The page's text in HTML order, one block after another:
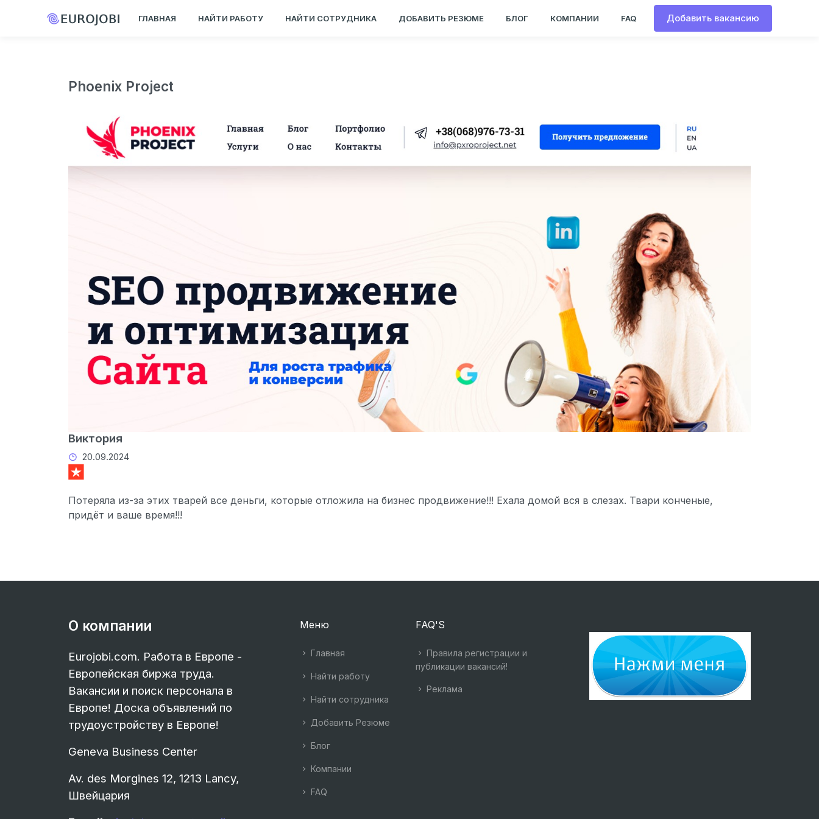
ГЛАВНАЯ НАЙТИ РАБОТУ НАЙТИ СОТРУДНИКА ДОБАВИТЬ РЕЗЮМЕ БЛОГ КОМПАНИИ FAQ Добавить вакансию
Phoenix Project
Виктория
20.09.2024
Потеряла из-за этих тварей все деньги, которые отложила на бизнес продвижение!!! Ехала домой вся в слезах. Твари конченые,
придёт и ваше время!!!
О компании
Eurojobi.com. Работа в Европе -
Европейская биржа труда.
Вакансии и поиск персонала в
Европе! Доска объявлений по
трудоустройству в Европе!
Geneva Business Center
Av. des Morgines 12, 1213 Lancy,
Швейцария
Меню
Главная
Найти работу
Найти сотрудника
Добавить Резюме
Блог
Компании
FAQ
FAQ'S
Правила регистрации и
публикации вакансий!
Реклама